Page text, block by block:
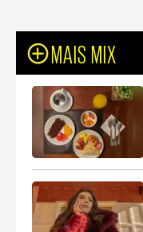
MAIS MIX